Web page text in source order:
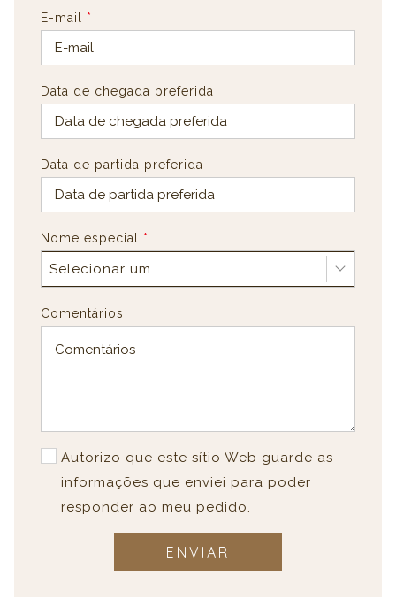
E-mail *
Data de chegada preferida
Data de partida preferida
Nome especial *
Selecionar um
Comentários
Autorizo que este sítio Web guarde as
informações que enviei para poder
responder ao meu pedido.
ENVIAR